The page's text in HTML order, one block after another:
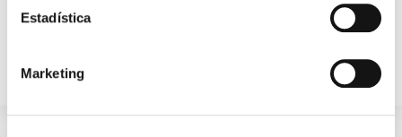
Estadística
Marketing